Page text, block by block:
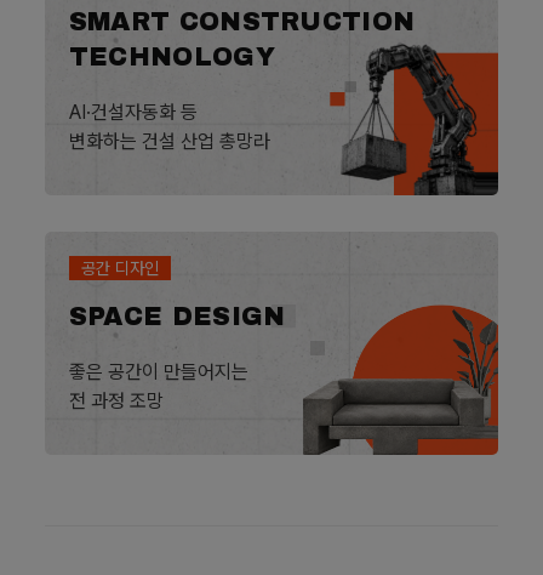
SMART CONSTRUCTION
TECHNOLOGY
AI·건설자동화 등
변화하는 건설 산업 총망라
공간 디자인
SPACE DESIGN
좋은 공간이 만들어지는
전 과정 조망